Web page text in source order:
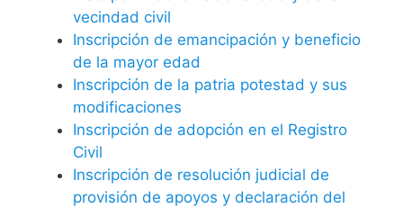
vecindad civil
Inscripción de emancipación y beneficio
de la mayor edad
Inscripción de la patria potestad y sus
modificaciones
Inscripción de adopción en el Registro
Civil
Inscripción de resolución judicial de
provisión de apoyos y declaración del